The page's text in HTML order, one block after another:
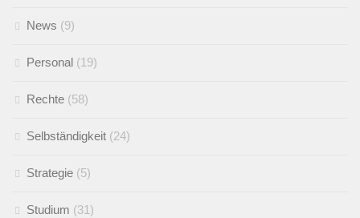
News (9)
Personal (19)
Rechte (58)
Selbständigkeit (24)
Strategie (5)
Studium (31)